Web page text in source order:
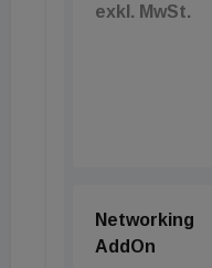
zur grünen Zukunft
exkl. MwSt.
Networking
AddOn